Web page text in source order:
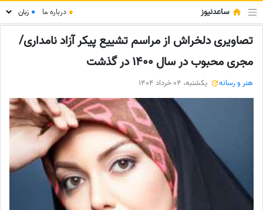
ساعدنیوز ● درباره ما ●
تصاویری دلخراش از مراسم تشییع پیکر آزاد نامداری/
مجری محبوب در سال 1400 در گذشت
هنر و رسانه یکشنبه، 04 خرداد 1404